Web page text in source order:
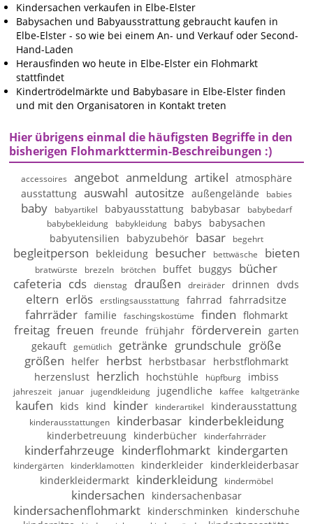
Kindersachen verkaufen in Elbe-Elster
Babysachen und Babyausstrattung gebraucht kaufen in
Elbe-Elster - so wie bei einem An- und Verkauf oder Second-
Hand-Laden
Herausfinden wo heute in Elbe-Elster ein Flohmarkt
stattfindet
Kindertrödelmärkte und Babybasare in Elbe-Elster finden
und mit den Organisatoren in Kontakt treten
Hier übrigens einmal die häufigsten Begriffe in den
bisherigen Flohmarkttermin-Beschreibungen :)
accessoires angebot anmeldung artikel atmosphäre
ausstattung auswahl autositze außengelände babies
baby babyartikel babyausstattung babybasar
babybedarf
babybekleidung
babykleidung babys
babysachen
babyutensilien
babyzubehör basar begehrt
begleitperson bekleidung besucher bettwäsche bieten
bratwürste brezeln brötchen buffet buggys
bücher
cafeteria cds dienstag draußen dreiräder drinnen dvds
eltern erlös erstlingsausstattung fahrrad fahrradsitze
fahrräder familie faschingskostüme finden flohmarkt
freitag freuen freunde frühjahr förderverein garten
gekauft
gemütlich getränke grundschule größe
größen
helfer herbst herbstbasar herbstflohmarkt
herzenslust herzlich hochstühle hüpfburg imbiss
jahreszeit januar jugendkleidung jugendliche kaffee kaltgetränke
kaufen kids kind kinder kinderartikel kinderausstattung
kinderausstattungen kinderbasar kinderbekleidung
kinderbetreuung kinderbücher kinderfahrräder
kinderfahrzeuge kinderflohmarkt kindergarten
kindergärten kinderklamotten kinderkleider kinderkleiderbasar
kinderkleidermarkt kinderkleidung kindermöbel
kindersachen kindersachenbasar
kindersachenflohmarkt kinderschminken
kinderschuhe